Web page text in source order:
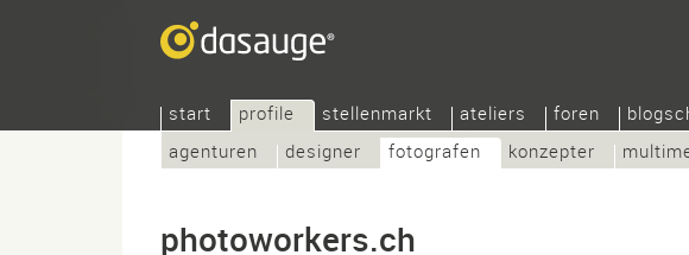
start
profile
agenturen
designer fotografen konzepter
stellenmarkt ateliers foren
photoworkers.ch